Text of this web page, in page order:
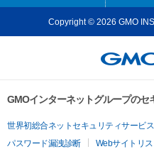
Copyright © 2026 GMO
GMOインターネットグループのセ
世界初総合ネットセキュリティサービ
パスワード漏洩診断
Webサイトリ